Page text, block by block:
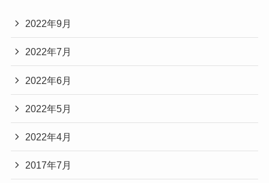
2022年9月
2022年7月
2022年6月
2022年5月
2022年4月
2017年7月